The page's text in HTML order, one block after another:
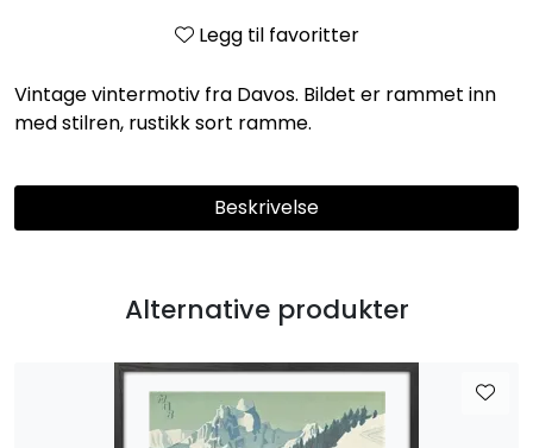
Legg til favoritter
Vintage vintermotiv fra Davos. Bildet er rammet inn
med stilren, rustikk sort ramme.
Beskrivelse
Alternative produkter